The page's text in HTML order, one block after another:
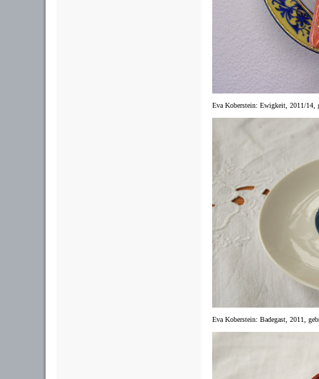
Eva Koberstein: Ewigkeit, 2011/14,
Eva Koberstein: Badegast, 2011,